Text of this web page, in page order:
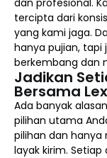
dan profesional.
tercipta dari
yang kami jaga.
hanya pujian,
berkembang dan
Jadikan
Bersama
Ada banyak
pilihan utama
pilihan dan
layak kirim.